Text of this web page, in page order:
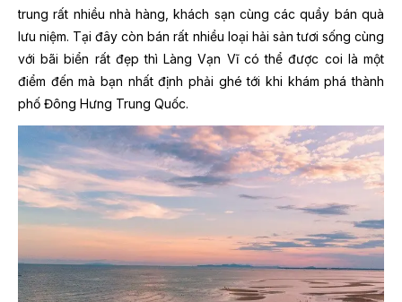
trung rất nhiều nhà hàng, khách sạn cùng các quầy bán quà
lưu niệm. Tại đây còn bán rất nhiều loại hải sản tươi sống cùng
với bãi biển rất đẹp thì Làng Vạn Vĩ có thể được coi là một
điểm đến mà bạn nhất định phải ghé tới khi khám phá thành
phố Đông Hưng Trung Quốc.